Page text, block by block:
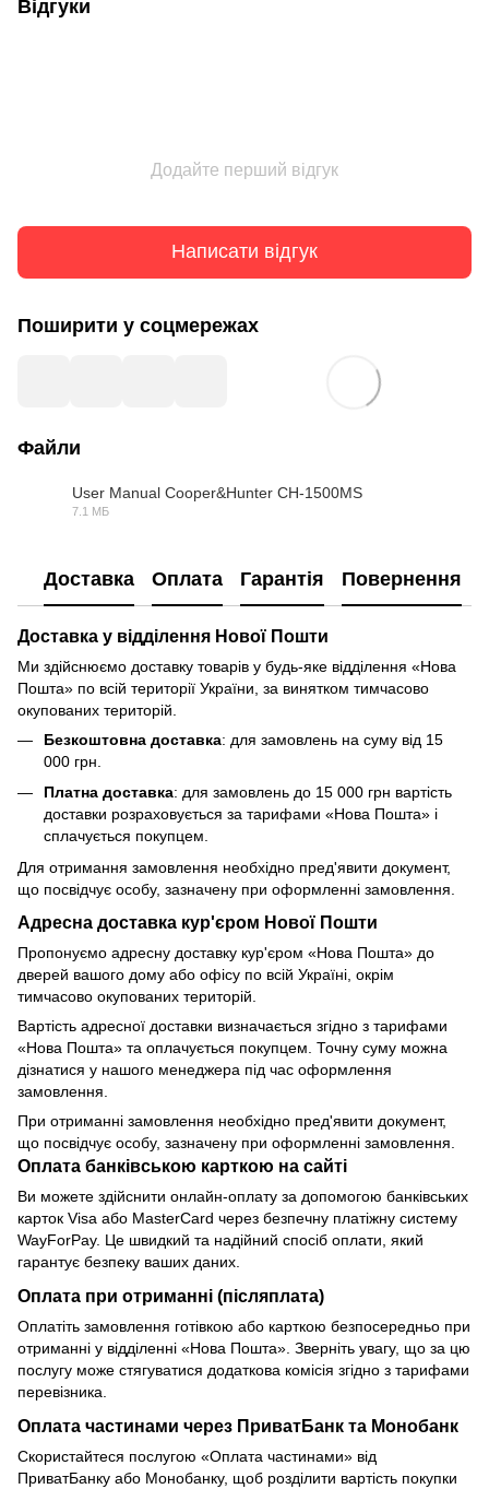
Відгуки
Додайте перший відгук
Написати відгук
Поширити у соцмережах
Файли
User Manual Cooper&Hunter CH-1500MS
7.1 МБ
Доставка Оплата Гарантія Повернення
Доставка у відділення Нової Пошти
Ми здійснюємо доставку товарів у будь-яке відділення «Нова
Пошта» по всій території України, за винятком тимчасово
окупованих територій.
Безкоштовна доставка: для замовлень на суму від 15
000 грн.
Платна доставка: для замовлень до 15 000 грн вартість
доставки розраховується за тарифами «Нова Пошта» і
сплачується покупцем.
Для отримання замовлення необхідно пред'явити документ,
що посвідчує особу, зазначену при оформленні замовлення.
Адресна доставка кур'єром Нової Пошти
Пропонуємо адресну доставку кур'єром «Нова Пошта» до
дверей вашого дому або офісу по всій Україні, окрім
тимчасово окупованих територій.
Вартість адресної доставки визначається згідно з тарифами
«Нова Пошта» та оплачується покупцем. Точну суму можна
дізнатися у нашого менеджера під час оформлення
замовлення.
При отриманні замовлення необхідно пред'явити документ,
що посвідчує особу, зазначену при оформленні замовлення.
Оплата банківською карткою на сайті
Ви можете здійснити онлайн-оплату за допомогою банківських
карток Visa або MasterCard через безпечну платіжну систему
WayForPay. Це швидкий та надійний спосіб оплати, який
гарантує безпеку ваших даних.
Оплата при отриманні (післяплата)
Оплатіть замовлення готівкою або карткою безпосередньо при
отриманні у відділенні «Нова Пошта». Зверніть увагу, що за цю
послугу може стягуватися додаткова комісія згідно з тарифами
перевізника.
Оплата частинами через ПриватБанк та Монобанк
Скористайтеся послугою «Оплата частинами» від
ПриватБанку або Монобанку, щоб розділити вартість покупки